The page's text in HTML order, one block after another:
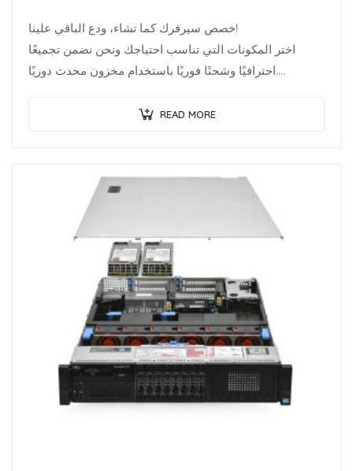
خصص سيرفرك كما تشاء، ودع الباقي علينا!
اختر المكونات التي تناسب احتياجك ونحن نضمن تجميعًا
احترافيًا وشحنًا فوريًا باستخدام مخزون محدث دوريًا.
READ MORE